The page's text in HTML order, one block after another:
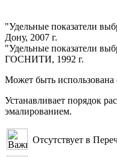
"Удельные показатели
Дону, 2007 г.
"Удельные показатели
ГОСНИТИ, 1992 г.
Может быть
Устанавливает порядок
эмалированием.
Отсутствует в